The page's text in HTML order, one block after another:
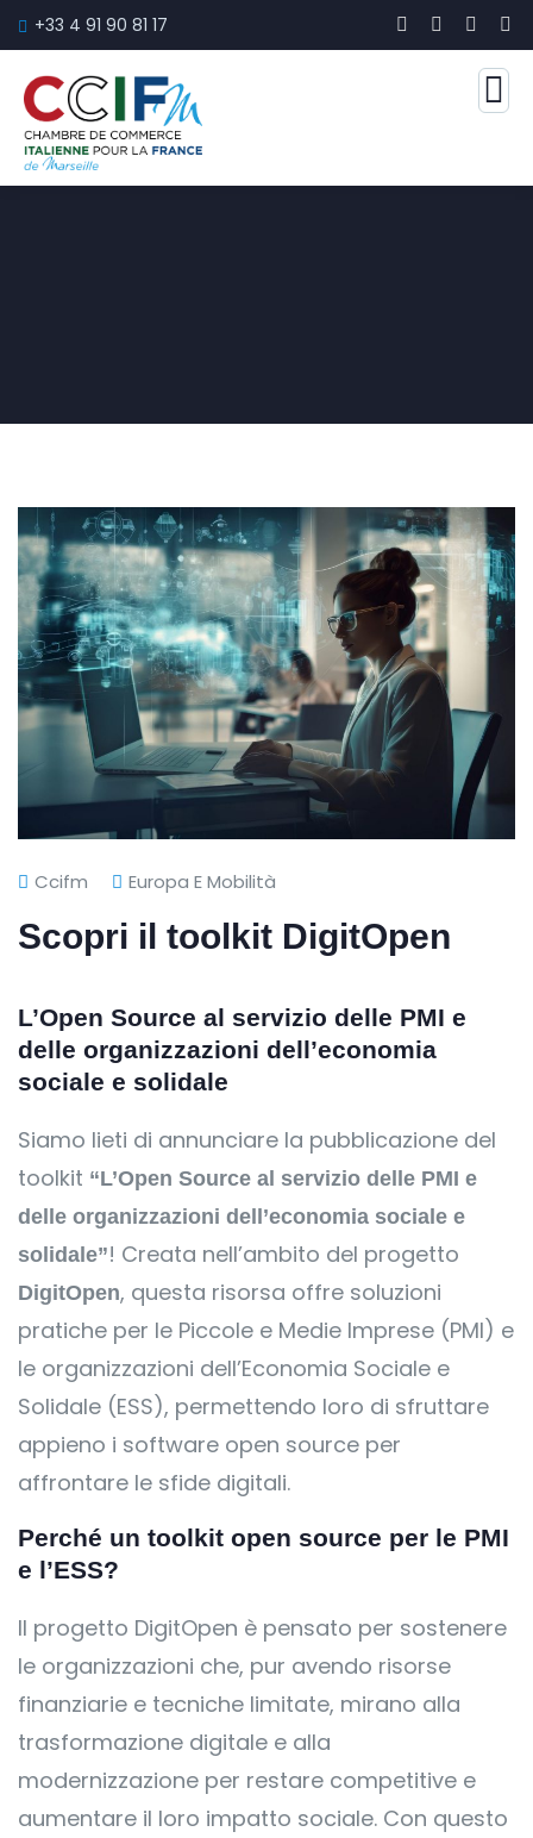
+33 4 91 90 81 17
Ccifm Europa E Mobilità
Scopri il toolkit DigitOpen
L’Open Source al servizio delle PMI e
delle organizzazioni dell’economia
sociale e solidale
Siamo lieti di annunciare la pubblicazione del
toolkit “L’Open Source al servizio delle PMI e
delle organizzazioni dell’economia sociale e
solidale”! Creata nell’ambito del progetto
DigitOpen, questa risorsa offre soluzioni
pratiche per le Piccole e Medie Imprese (PMI) e
le organizzazioni dell’Economia Sociale e
Solidale (ESS), permettendo loro di sfruttare
appieno i software open source per
affrontare le sfide digitali.
Perché un toolkit open source per le PMI
e l’ESS?
Il progetto DigitOpen è pensato per sostenere
le organizzazioni che, pur avendo risorse
finanziarie e tecniche limitate, mirano alla
trasformazione digitale e alla
modernizzazione per restare competitive e
aumentare il loro impatto sociale. Con questo